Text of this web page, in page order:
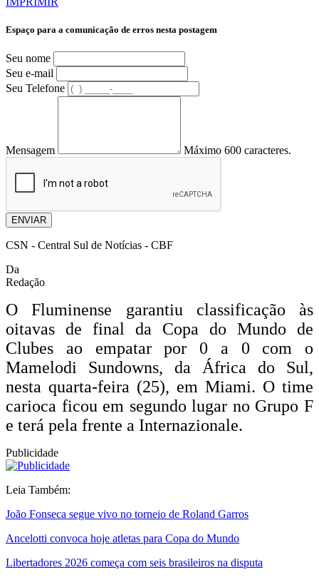
Espaço para a comunicação de erros nesta postagem
Seu nome
Seu e-mail
Seu Telefone
Mensagem Máximo 600 caracteres.
ENVIAR
CSN - Central Sul de Notícias - CBF
Da
Redação
O Fluminense garantiu classificação às
oitavas de final da Copa do Mundo de
Clubes ao empatar por 0 a 0 com o
Mamelodi Sundowns, da África do Sul,
nesta quarta-feira (25), em Miami. O time
carioca ficou em segundo lugar no Grupo F
e terá pela frente a Internazionale.
Publicidade
Leia Também:
João Fonseca segue vivo no torneio de Roland Garros
Ancelotti convoca hoje atletas para Copa do Mundo
Libertadores 2026 começa com seis brasileiros na disputa